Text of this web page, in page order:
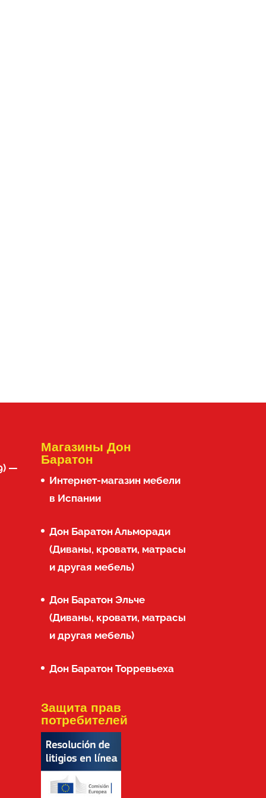
—
Магазины Дон
Баратон
Интернет-магазин мебели
в Испании
Дон Баратон Альморади
(Диваны, кровати, матрасы
и другая мебель)
Дон Баратон Эльче
(Диваны, кровати, матрасы
и другая мебель)
Дон Баратон Торревьеха
Защита прав
потребителей